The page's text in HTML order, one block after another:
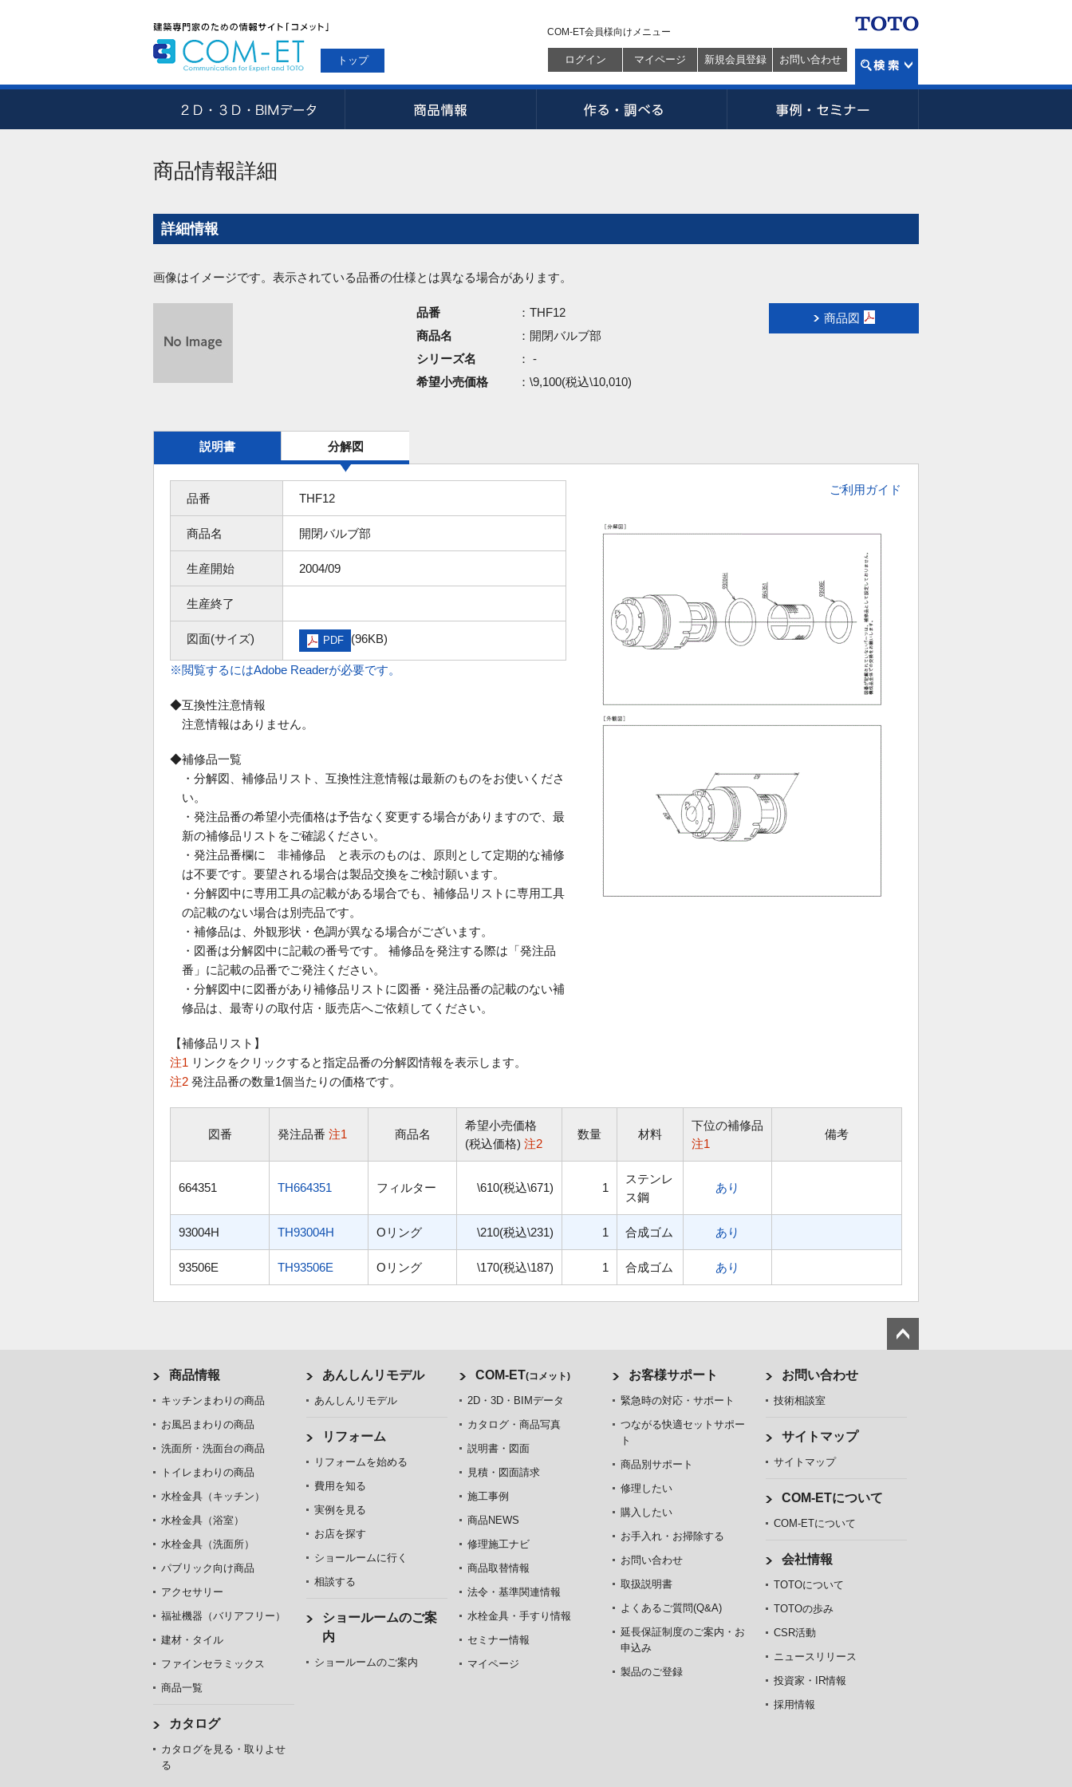
トップ
COM-ET会員様向けメニュー
ログイン マイページ 新規会員登録 お問い合わせ
商品情報詳細
詳細情報
画像はイメージです。表示されている品番の仕様とは異なる場合があります。
品番
：THF12
商品名
：開閉バルブ部
シリーズ名
： -
希望小売価格
：\9,100(税込\10,010)
商品図
説明書 分解図
品番 THF12
商品名 開閉バルブ部
生産開始 2004/09
生産終了
図面(サイズ) PDF (96KB)
※閲覧するにはAdobe Readerが必要です。
◆互換性注意情報
注意情報はありません。
◆補修品一覧
・分解図、補修品リスト、互換性注意情報は最新のものをお使いくださ
い。
・発注品番の希望小売価格は予告なく変更する場合がありますので、最
新の補修品リストをご確認ください。
・発注品番欄に 非補修品 と表示のものは、原則として定期的な補修
は不要です。要望される場合は製品交換をご検討願います。
・分解図中に専用工具の記載がある場合でも、補修品リストに専用工具
の記載のない場合は別売品です。
・補修品は、外観形状・色調が異なる場合がございます。
・図番は分解図中に記載の番号です。 補修品を発注する際は「発注品
番」に記載の品番でご発注ください。
・分解図中に図番があり補修品リストに図番・発注品番の記載のない補
修品は、最寄りの取付店・販売店へご依頼してください。
ご利用ガイド
【補修品リスト】
注1 リンクをクリックすると指定品番の分解図情報を表示します。
注2 発注品番の数量1個当たりの価格です。
図番 発注品番 注1 商品名
希望小売価格
(税込価格) 注2
数量 材料
下位の補修品
注1
備考
664351 TH664351 フィルター \610(税込\671) 1
ステンレ
ス鋼
あり
93004H TH93004H Oリング \210(税込\231) 1 合成ゴム あり
93506E TH93506E Oリング \170(税込\187) 1 合成ゴム あり
商品情報
キッチンまわりの商品
お風呂まわりの商品
洗面所・洗面台の商品
トイレまわりの商品
水栓金具（キッチン）
水栓金具（浴室）
水栓金具（洗面所）
パブリック向け商品
アクセサリー
福祉機器（バリアフリー）
建材・タイル
ファインセラミックス
商品一覧
カタログ
カタログを見る・取りよせ
る
あんしんリモデル
あんしんリモデル
リフォーム
リフォームを始める
費用を知る
実例を見る
お店を探す
ショールームに行く
相談する
ショールームのご案
内
ショールームのご案内
COM-ET(コメット)
2D・3D・BIMデータ
カタログ・商品写真
説明書・図面
見積・図面請求
施工事例
商品NEWS
修理施工ナビ
商品取替情報
法令・基準関連情報
水栓金具・手すり情報
セミナー情報
マイページ
お客様サポート
緊急時の対応・サポート
つながる快適セットサポー
ト
商品別サポート
修理したい
購入したい
お手入れ・お掃除する
お問い合わせ
取扱説明書
よくあるご質問(Q&A)
延長保証制度のご案内・お
申込み
製品のご登録
お問い合わせ
技術相談室
サイトマップ
サイトマップ
COM-ETについて
COM-ETについて
会社情報
TOTOについて
TOTOの歩み
CSR活動
ニュースリリース
投資家・IR情報
採用情報